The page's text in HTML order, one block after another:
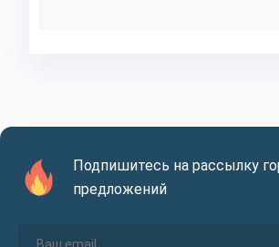
Подпишитесь на рассылку
предложений